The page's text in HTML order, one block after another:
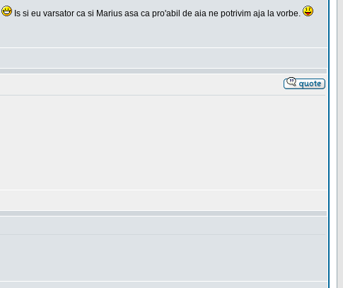
Is si eu varsator ca si Marius asa ca pro'abil de aia ne potrivim aja la vorbe.